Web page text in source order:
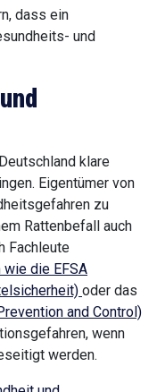
dass ein
und
klare
Eigentümer von
zu
Rattenbefall auch
Fachleute
wie die EFSA
oder das
and Control)
wenn
werden.